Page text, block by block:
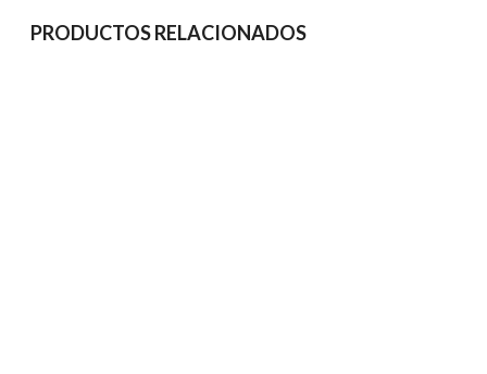
PRODUCTOS RELACIONADOS